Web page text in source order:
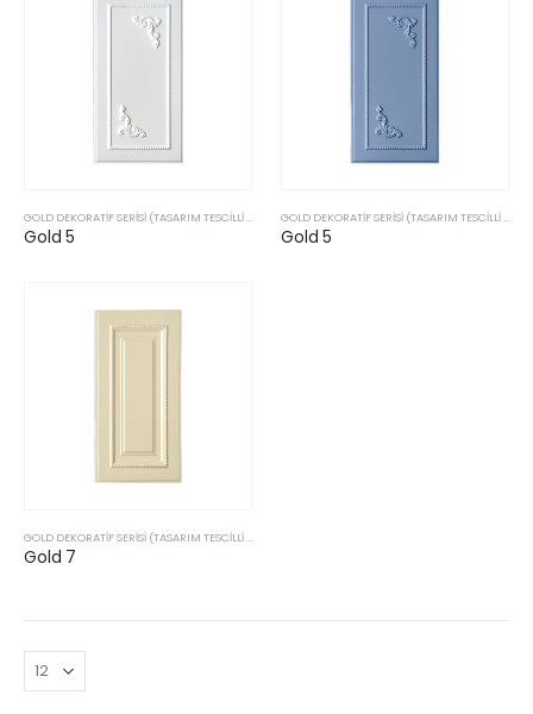
GOLD DEKORATIF SERISI (TASARIM TESCILLI & PATENTLI ÜRÜLERIMIZ)
Gold 5
GOLD DEKORATIF SERISI (TASARIM TESCILLI & PATENTLI ÜRÜLERIMIZ)
Gold 5
GOLD DEKORATIF SERISI (TASARIM TESCILLI & PATENTLI ÜRÜLERIMIZ)
Gold 7